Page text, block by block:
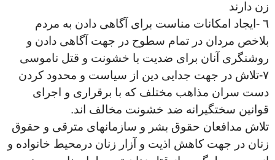
زن دارند
٦ - ايجاد امكانات مناست براى آگاهى دادن به مردم
بلاخص مردان در تمام سطوح در جهت آگاهى دادن و
روشنگرى آنان براى ضديت با خشونت و قتل ناموسى
٧-تلاش در جهت جدايى دين از سياست و محدود كردن
دست سران مذاهب مختلف كه با برقرارى و اجراى
قوانين سختگيرانه ضد خشونت مخالف اند.
تلاش مدافعان حقوق بشر و سازمانهاى مترقى و حقوق
زنان در جهت كاهش اذيت و آزار زنان درمحيط خانواده و